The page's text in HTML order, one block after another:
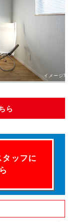
イメージ写真
ら
ッフに